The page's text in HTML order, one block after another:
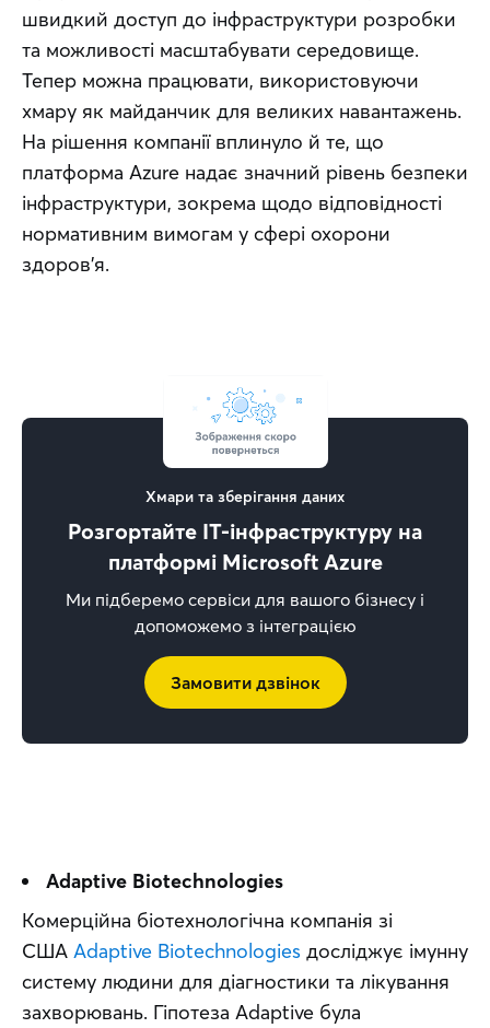
швидкий доступ до інфраструктури розробки
та можливості масштабувати середовище.
Тепер можна працювати, використовуючи
хмару як майданчик для великих навантажень.
На рішення компанії вплинуло й те, що
платформа Azure надає значний рівень безпеки
інфраструктури, зокрема щодо відповідності
нормативним вимогам у сфері охорони
здоров’я.
Хмари та зберігання даних
Розгортайте IT-інфраструктуру на
платформі Microsoft Azure
Ми підберемо сервіси для вашого бізнесу і
допоможемо з інтеграцією
Замовити дзвінок
Adaptive Biotechnologies
Комерційна біотехнологічна компанія зі
США Adaptive Biotechnologies досліджує імунну
систему людини для діагностики та лікування
захворювань. Гіпотеза Adaptive була